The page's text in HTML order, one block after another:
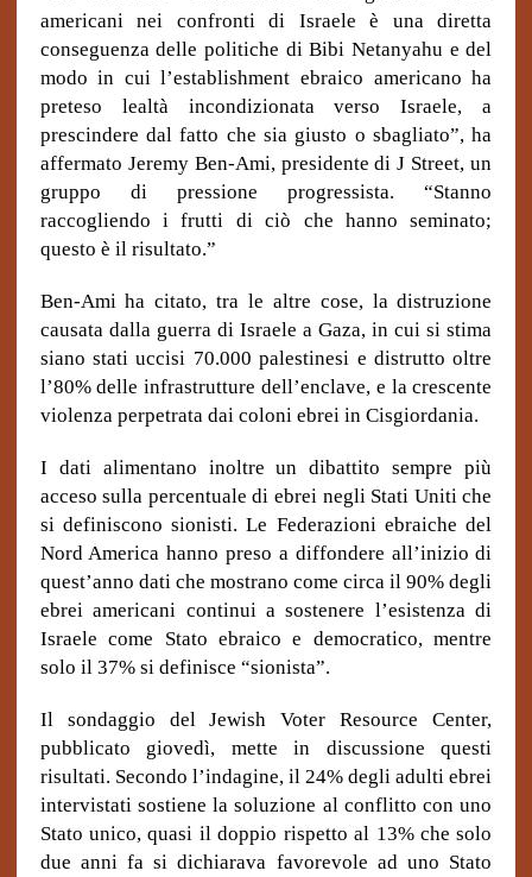
americani nei confronti di Israele è una diretta
conseguenza delle politiche di Bibi Netanyahu e del
modo in cui l’establishment ebraico americano ha
preteso lealtà incondizionata verso Israele, a
prescindere dal fatto che sia giusto o sbagliato”, ha
affermato Jeremy Ben-Ami, presidente di J Street, un
gruppo di pressione progressista. “Stanno
raccogliendo i frutti di ciò che hanno seminato;
questo è il risultato.”
Ben-Ami ha citato, tra le altre cose, la distruzione
causata dalla guerra di Israele a Gaza, in cui si stima
siano stati uccisi 70.000 palestinesi e distrutto oltre
l’80% delle infrastrutture dell’enclave, e la crescente
violenza perpetrata dai coloni ebrei in Cisgiordania.
I dati alimentano inoltre un dibattito sempre più
acceso sulla percentuale di ebrei negli Stati Uniti che
si definiscono sionisti. Le Federazioni ebraiche del
Nord America hanno preso a diffondere all’inizio di
quest’anno dati che mostrano come circa il 90% degli
ebrei americani continui a sostenere l’esistenza di
Israele come Stato ebraico e democratico, mentre
solo il 37% si definisce “sionista”.
Il sondaggio del Jewish Voter Resource Center,
pubblicato giovedì, mette in discussione questi
risultati. Secondo l’indagine, il 24% degli adulti ebrei
intervistati sostiene la soluzione al conflitto con uno
Stato unico, quasi il doppio rispetto al 13% che solo
due anni fa si dichiarava favorevole ad uno Stato